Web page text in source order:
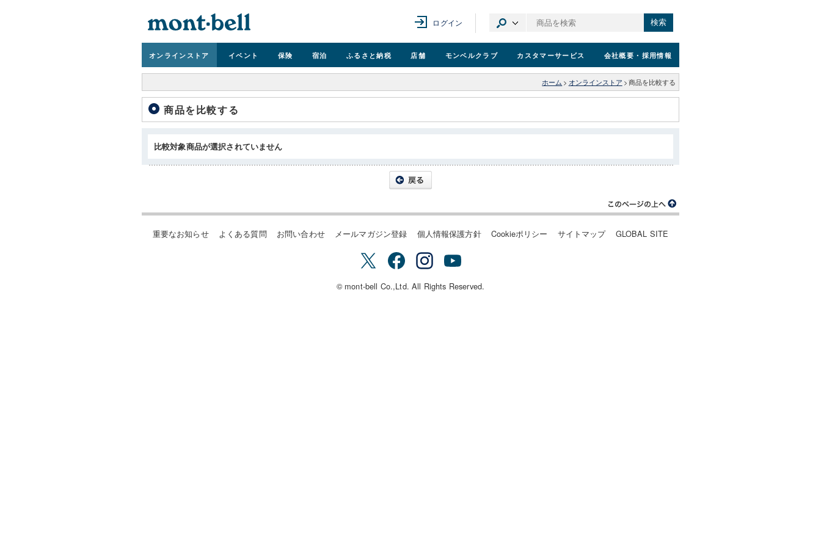
ログイン 検索
オンラインストア イベント 保険 宿泊 ふるさと納税 店舗 モンベルクラブ カスタマーサービス 会社概要 ・採用情報
ホーム > オンラインストア > 商品を比較する
商品を比較する
比較対象商品が選択されていません
重要なお知らせ よくある質問 お問い合わせ メールマガジン登録 個人情報保護方針 Cookieポリシー サイトマップ GLOBAL SITE
© mont-bell Co.,Ltd. All Rights Reserved.